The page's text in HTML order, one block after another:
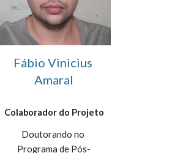
Fábio Vinicius
Amaral
Colaborador do Projeto
Doutorando no
Programa de Pós-